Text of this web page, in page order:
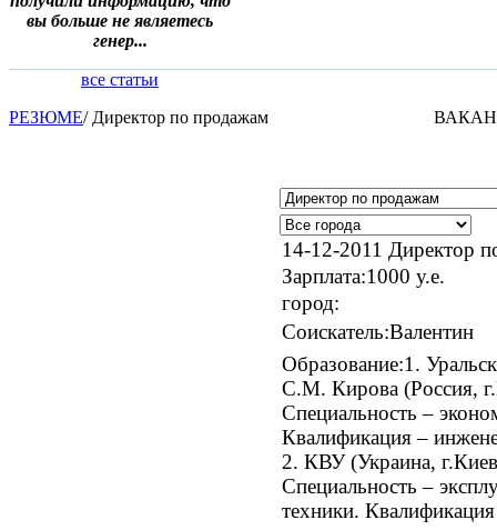
вы больше не являетесь
генер...
все статьи
РЕЗЮМЕ/ Директор по продажам
14-12-2011 Директор
Зарплата:1000 у.е.
город:
Соискатель:Валентин
Образование:1.
С.М. Кирова (Россия,
Специальность –
Квалификация –
2. КВУ (Украина,
Специальность –
техники.